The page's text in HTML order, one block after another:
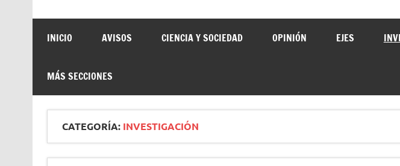
INICIO AVISOS CIENCIA Y SOCIEDAD OPINIÓN EJES
MÁS SECCIONES
CATEGORÍA: INVESTIGACIÓN